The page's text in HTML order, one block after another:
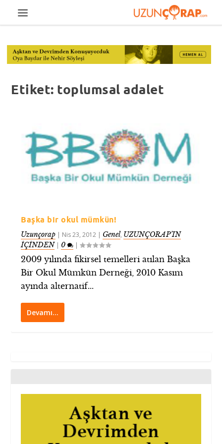
Etiket: toplumsal adalet
Başka bir okul mümkün!
Uzunçorap | Nis 23, 2012 | Genel, UZUNÇORAP’IN
İÇİNDEN| 0 |
2009 yılında fikirsel temelleri atılan Başka
Bir Okul Mümkün Derneği, 2010 Kasım
ayında alternatif...
Devamı…